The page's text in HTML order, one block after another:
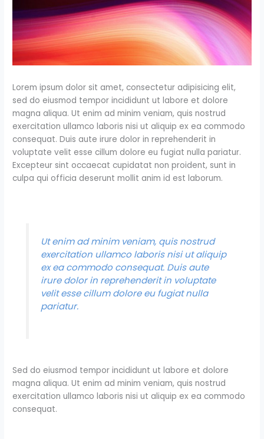
Lorem ipsum dolor sit amet, consectetur adipisicing elit,
sed do eiusmod tempor incididunt ut labore et dolore
magna aliqua. Ut enim ad minim veniam, quis nostrud
exercitation ullamco laboris nisi ut aliquip ex ea commodo
consequat. Duis aute irure dolor in reprehenderit in
voluptate velit esse cillum dolore eu fugiat nulla pariatur.
Excepteur sint occaecat cupidatat non proident, sunt in
culpa qui officia deserunt mollit anim id est laborum.
Ut enim ad minim veniam, quis nostrud
exercitation ullamco laboris nisi ut aliquip
ex ea commodo consequat. Duis aute
irure dolor in reprehenderit in voluptate
velit esse cillum dolore eu fugiat nulla
pariatur.
Sed do eiusmod tempor incididunt ut labore et dolore
magna aliqua. Ut enim ad minim veniam, quis nostrud
exercitation ullamco laboris nisi ut aliquip ex ea commodo
consequat.